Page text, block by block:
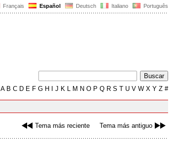
Français Español Deutsch Italiano Português
AB C D E F G H J K L M N O P Q R S T U V W X Y Z #
Tema más reciente Tema más antiguo